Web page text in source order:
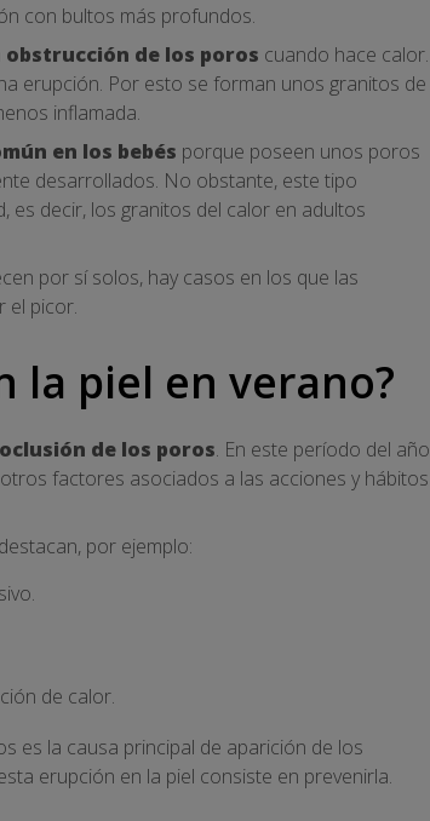
con bultos más profundos.
obstrucción de los poros cuando hace calor.
erupción. Por esto se forman unos granitos de
inflamada.
en los bebés porque poseen unos poros
desarrollados. No obstante, este tipo
es decir, los granitos del calor en adultos
por sí solos, hay casos en los que las
el picor.
la piel en verano?
oclusión de los poros. En este período del año
factores asociados a las acciones y hábitos
por ejemplo:
de calor.
es la causa principal de aparición de los
erupción en la piel consiste en prevenirla.